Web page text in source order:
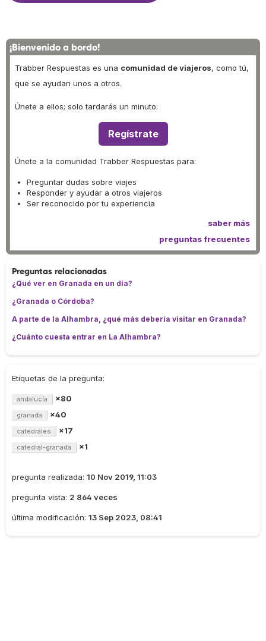
¡Bienvenido a bordo!
Trabber Respuestas es una comunidad de viajeros, como tú,
que se ayudan unos a otros.
Únete a ellos; solo tardarás un minuto:
Regístrate
Únete a la comunidad Trabber Respuestas para:
Preguntar dudas sobre viajes
Responder y ayudar a otros viajeros
Ser reconocido por tu experiencia
saber más
preguntas frecuentes
Preguntas relacionadas
¿Qué ver en Granada en un día?
¿Granada o Córdoba?
A parte de la Alhambra, ¿qué más debería visitar en Granada?
¿Cuánto cuesta entrar en La Alhambra?
Etiquetas de la pregunta:
andalucía ×80
granada ×40
catedrales ×17
catedral-granada ×1
pregunta realizada: 10 Nov 2019, 11:03
pregunta vista: 2 864 veces
última modificación: 13 Sep 2023, 08:41